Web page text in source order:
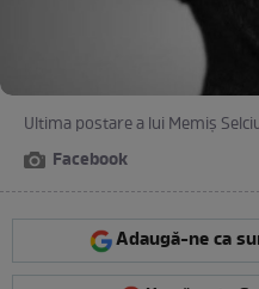
Ultima postare a lui Memiș
Facebook
Adaugă-ne ca